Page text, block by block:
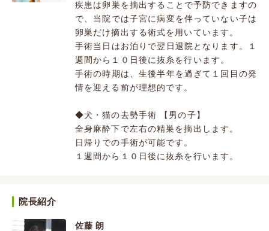
疾患は卵巣を摘出することで予防できますの
で、当院では子宮に病変を伴っていない子は
卵巣だけ摘出する術式を用いています。
手術当日はお泊りで翌日退院となります。１
週間から１０日後に抜糸を行います。
手術の時期は、生後半年を過ぎて１回目の発
情を迎える前が理想的です。
◆犬・猫の去勢手術 【男の子】
全身麻酔下で左右の精巣を摘出します。
日帰りでの手術が可能です。
１週間から１０日後に抜糸を行います。
院長紹介
佐藤 朗